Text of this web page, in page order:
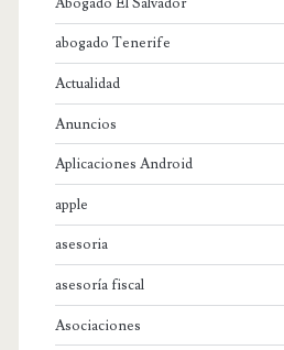
abogado Tenerife
Actualidad
Anuncios
Aplicaciones Android
apple
asesoria
asesoría fiscal
Asociaciones